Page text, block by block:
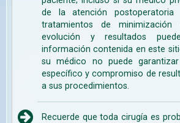
de la atención
tratamientos de
evolución y resultados
información contenida en este
su médico no puede
específico y compromiso de
a sus procedimientos.
Recuerde que toda cirugía es